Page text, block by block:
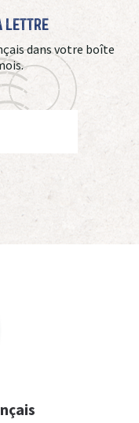
Lettre
dans votre boîte